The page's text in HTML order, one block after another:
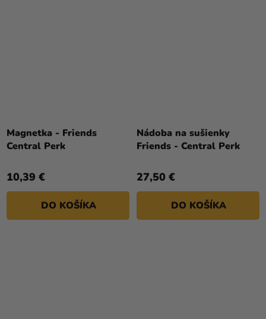
Magnetka - Friends
Central Perk
10,39 €
DO KOŠÍKA
Nádoba na sušienky
Friends - Central Perk
27,50 €
DO KOŠÍKA